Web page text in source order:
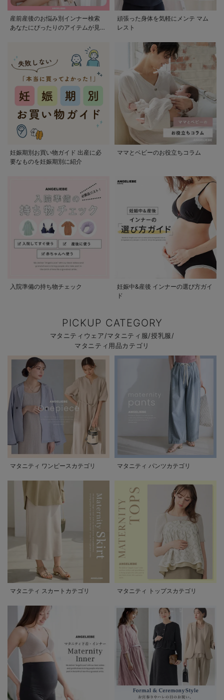
産前産後のお悩み別インナー検索
あなたにぴったりのアイテムが見つ
頑張った身体を気軽にメンテ マム
レスト
妊娠期別お買い物ガイド 出産に必
要なものを妊娠期別に紹介
ママとベビーのお役立ちコラム
入院準備の持ち物チェック
妊娠中&産後 インナーの選び方ガイ
ド
PICKUP CATEGORY
マタニティウェア/マタニティ服/授乳服/
マタニティ用品カテゴリ
マタニティ ワンピースカテゴリ マタニティ パンツカテゴリ
マタニティ スカートカテゴリ マタニティ トップスカテゴリ